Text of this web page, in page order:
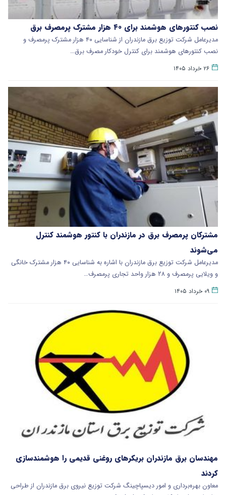
نصب کنتورهای هوشمند برای ۴۰ هزار مشترک پرمصرف برق
مدیرعامل شرکت توزیع برق مازندران از شناسایی ۴۰ هزار مشترک پرمصرف و
نصب کنتورهای هوشمند برای کنترل خودکار مصرف برق…
۲۶ خرداد ۱۴۰۵
مشترکان پرمصرف برق در مازندران با کنتور هوشمند کنترل
می‌شوند
مدیرعامل شرکت توزیع برق مازندران با اشاره به شناسایی ۴۰ هزار مشترک خانگی
و ویلایی پرمصرف و ۲۸ هزار واحد تجاری پرمصرف…
۰۹ خرداد ۱۴۰۵
مهندسان برق مازندران بریکرهای روغنی قدیمی را هوشمندسازی
کردند
معاون بهره‌برداری و امور دیسپاچینگ شرکت توزیع نیروی برق مازندران از طراحی